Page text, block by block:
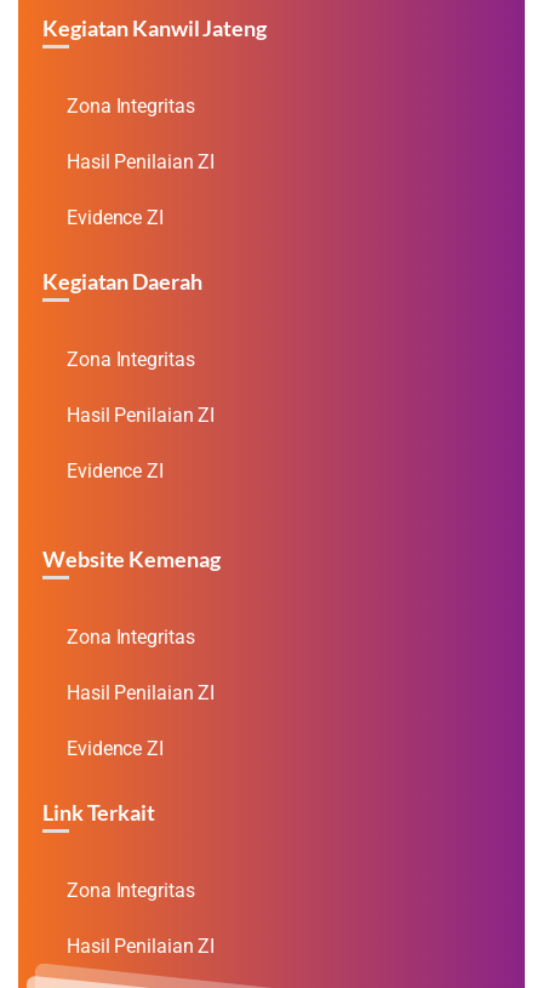
Kegiatan Kanwil Jateng
Zona Integritas
Hasil Penilaian ZI
Evidence ZI
Kegiatan Daerah
Zona Integritas
Hasil Penilaian ZI
Evidence ZI
Website Kemenag
Zona Integritas
Hasil Penilaian ZI
Evidence ZI
Link Terkait
Zona Integritas
Hasil Penilaian ZI